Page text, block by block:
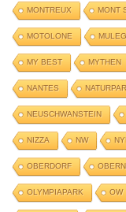
MONTREUX MONT
MOTOLONE
MY BEST MYTHEN
NANTES
NEUSCHWANSTEIN
NIZZA NW
OBERDORF
OLYMPIAPARK OW